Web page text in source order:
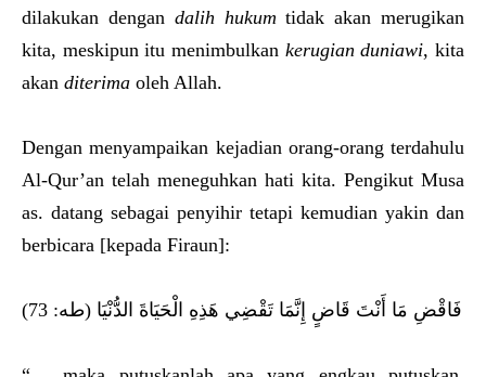
dilakukan dengan dalih hukum tidak akan merugikan
kita, meskipun itu menimbulkan kerugian duniawi, kita
akan diterima oleh Allah.
Dengan menyampaikan kejadian orang-orang terdahulu
Al-Qur’an telah meneguhkan hati kita. Pengikut Musa
as. datang sebagai penyihir tetapi kemudian yakin dan
berbicara [kepada Firaun]:
فَاقْضِ مَا أَنْتَ قَاضٍ إِنَّمَا تَقْضِي هَذِهِ الْحَيَاةَ الدُّنْيَا (طه: 73)